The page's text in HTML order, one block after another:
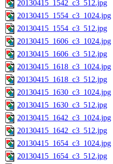
20130415_1542_c3_512.jpg
20130415_1554_c3_1024.jpg
20130415_1554_c3_512.jpg
20130415_1606_c3_1024.jpg
20130415_1606_c3_512.jpg
20130415_1618_c3_1024.jpg
20130415_1618_c3_512.jpg
20130415_1630_c3_1024.jpg
20130415_1630_c3_512.jpg
20130415_1642_c3_1024.jpg
20130415_1642_c3_512.jpg
20130415_1654_c3_1024.jpg
20130415_1654_c3_512.jpg